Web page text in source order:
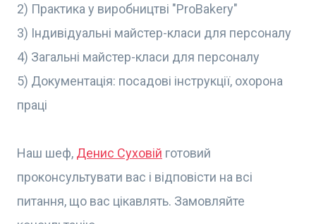
2) Практика у виробництві "ProBakery"
3) Індивідуальні майстер-класи для персоналу
4) Загальні майстер-класи для персоналу
5) Документація: посадові інструкції, охорона
праці
Наш шеф, Денис Суховій готовий
проконсультувати вас і відповісти на всі
питання, що вас цікавлять. Замовляйте